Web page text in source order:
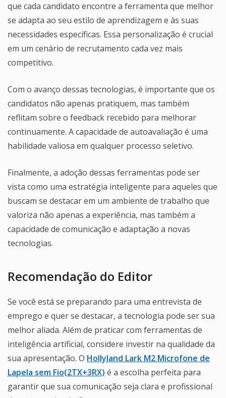
que cada candidato encontre a ferramenta que melhor
se adapta ao seu estilo de aprendizagem e às suas
necessidades específicas. Essa personalização é crucial
em um cenário de recrutamento cada vez mais
competitivo.
Com o avanço dessas tecnologias, é importante que os
candidatos não apenas pratiquem, mas também
reflitam sobre o feedback recebido para melhorar
continuamente. A capacidade de autoavaliação é uma
habilidade valiosa em qualquer processo seletivo.
Finalmente, a adoção dessas ferramentas pode ser
vista como uma estratégia inteligente para aqueles que
buscam se destacar em um ambiente de trabalho que
valoriza não apenas a experiência, mas também a
capacidade de comunicação e adaptação a novas
tecnologias.
Recomendação do Editor
Se você está se preparando para uma entrevista de
emprego e quer se destacar, a tecnologia pode ser sua
melhor aliada. Além de praticar com ferramentas de
inteligência artificial, considere investir na qualidade da
sua apresentação. O Hollyland Lark M2 Microfone de
Lapela sem Fio(2TX+3RX) é a escolha perfeita para
garantir que sua comunicação seja clara e profissional